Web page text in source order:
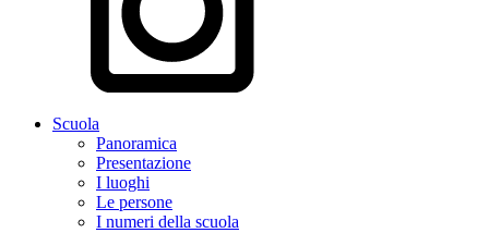
Scuola
Panoramica
Presentazione
I luoghi
Le persone
I numeri della scuola